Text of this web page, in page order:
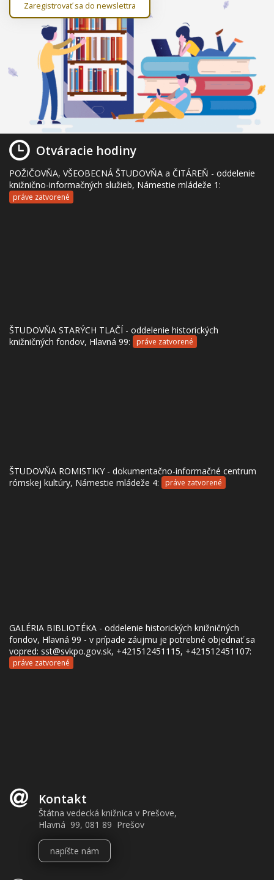
Zaregistrovať sa do newslettra
Otváracie hodiny
POŽIČOVŇA, VŠEOBECNÁ ŠTUDOVŇA a ČITÁREŇ - oddelenie
knižnično-informačných služieb, Námestie mládeže 1:
práve zatvorené
ŠTUDOVŇA STARÝCH TLAČÍ - oddelenie historických
knižničných fondov, Hlavná 99:
práve zatvorené
ŠTUDOVŇA ROMISTIKY - dokumentačno-informačné centrum
rómskej kultúry, Námestie mládeže 4:
práve zatvorené
GALÉRIA BIBLIOTÉKA - oddelenie historických knižničných
fondov, Hlavná 99 - v prípade záujmu je potrebné objednať sa
vopred: sst@svkpo.gov.sk, +421512451115, +421512451107:
práve zatvorené
Kontakt
Štátna vedecká knižnica v Prešove,
Hlavná 99, 081 89 Prešov
napíšte nám